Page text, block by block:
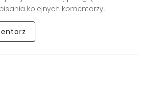
kolejnych komentarzy.